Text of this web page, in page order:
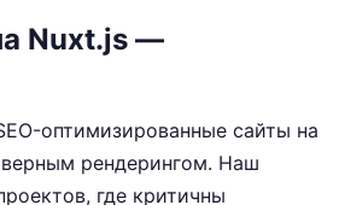
Nuxt.js —
оптимизированные сайты на
рендерингом. Наш
где критичны